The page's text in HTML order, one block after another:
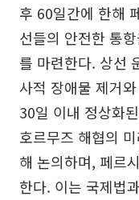
후 60일간에 한해
선들의 안전한 통
를 마련한다. 상선
사적 장애물 제거
30일 이내 정상화
호르무즈 해협의
해 논의하며, 페르
한다. 이는 국제법